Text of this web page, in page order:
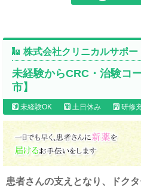
株式会社クリニカルサポー
未経験からCRC・治験コ
市】
未経験OK 土日休み 研修
患者さんの支えとなり、ドク